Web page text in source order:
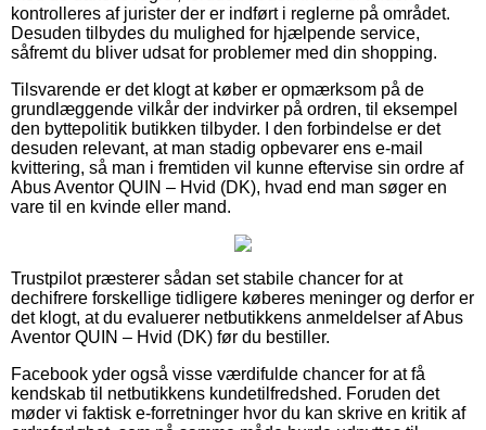
kontrolleres af jurister der er indført i reglerne på området.
Desuden tilbydes du mulighed for hjælpende service,
såfremt du bliver udsat for problemer med din shopping.
Tilsvarende er det klogt at køber er opmærksom på de
grundlæggende vilkår der indvirker på ordren, til eksempel
den byttepolitik butikken tilbyder. I den forbindelse er det
desuden relevant, at man stadig opbevarer ens e-mail
kvittering, så man i fremtiden vil kunne eftervise sin ordre af
Abus Aventor QUIN – Hvid (DK), hvad end man søger en
vare til en kvinde eller mand.
Trustpilot præsterer sådan set stabile chancer for at
dechifrere forskellige tidligere køberes meninger og derfor er
det klogt, at du evaluerer netbutikkens anmeldelser af Abus
Aventor QUIN – Hvid (DK) før du bestiller.
Facebook yder også visse værdifulde chancer for at få
kendskab til netbutikkens kundetilfredshed. Foruden det
møder vi faktisk e-forretninger hvor du kan skrive en kritik af